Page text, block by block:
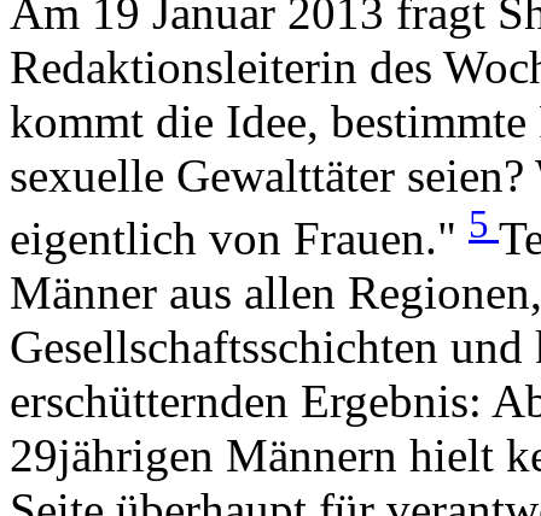
Am 19 Januar 2013 fragt
Redaktionsleiterin des
kommt die Idee,
sexuelle Gewalttäter
eigentlich von Frauen." 5
Männer aus allen
Gesellschaftsschichten
erschütternden Ergebnis:
29jährigen Männern hielt